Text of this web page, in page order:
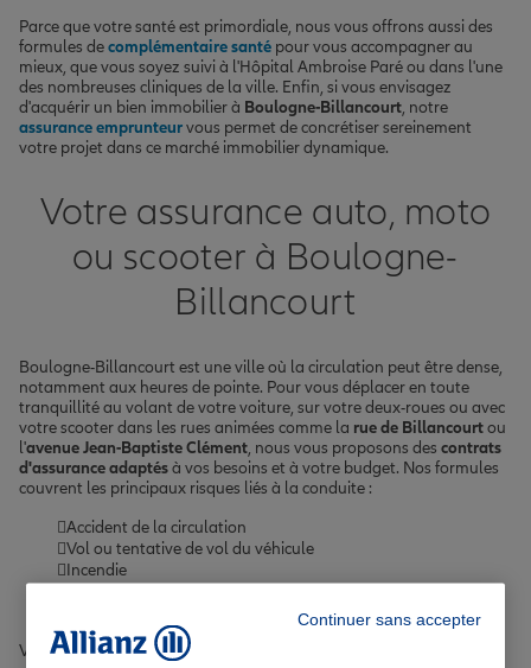
Parce que votre santé est primordiale, nous vous offrons aussi des
formules decomplémentaire santé pour vous accompagner au
mieux, que vous soyez suivi à l'Hôpital Ambroise Paré ou dans l'une
des nombreuses cliniques de la ville. Enfin, si vous envisagez
d'acquérir un bien immobilier à Boulogne-Billancourt, notre
assurance emprunteurvous permet de concrétiser sereinement
votre projet dans ce marché immobilier dynamique.
Votre assurance auto, moto
ou scooter à Boulogne-
Billancourt
Boulogne-Billancourt est une ville où la circulation peut être dense,
notamment aux heures de pointe. Pour vous déplacer en toute
tranquillité au volant de votre voiture, sur votre deux-roues ou avec
votre scooter dans les rues animées comme la rue de Billancourtou
l'avenue Jean-Baptiste Clément, nous vous proposons des contrats
d'assurance adaptésà vos besoins et à votre budget. Nos formules
couvrent les principaux risques liés à la conduite :
Accident de la circulation
Vol ou tentative de vol du véhicule
Incendie
Vous pouvez également personnaliser votre contrat avec des
Continuer sans accepter